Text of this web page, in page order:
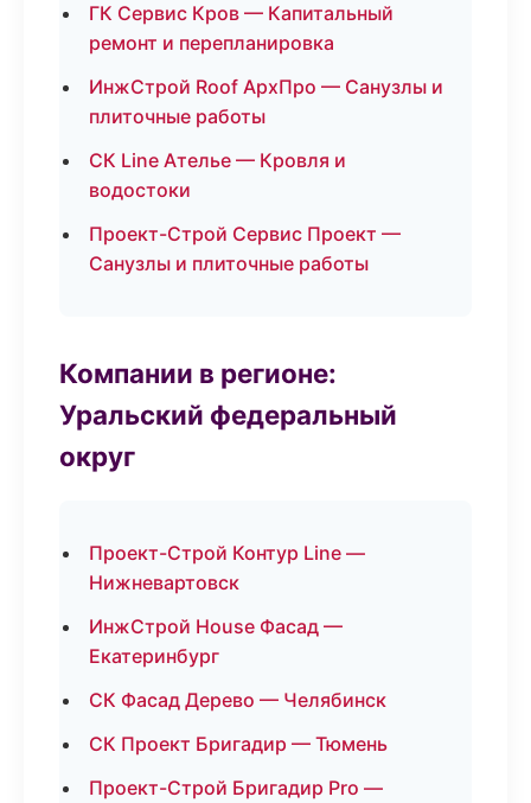
ГК Сервис Кров — Капитальный
ремонт и перепланировка
ИнжСтрой Roof АрхПро — Санузлы и
плиточные работы
СК Line Ателье — Кровля и
водостоки
Проект-Строй Сервис Проект —
Санузлы и плиточные работы
Компании в регионе:
Уральский федеральный
округ
Проект-Строй Контур Line —
Нижневартовск
ИнжСтрой House Фасад —
Екатеринбург
СК Фасад Дерево — Челябинск
СК Проект Бригадир — Тюмень
Проект-Строй Бригадир Pro —